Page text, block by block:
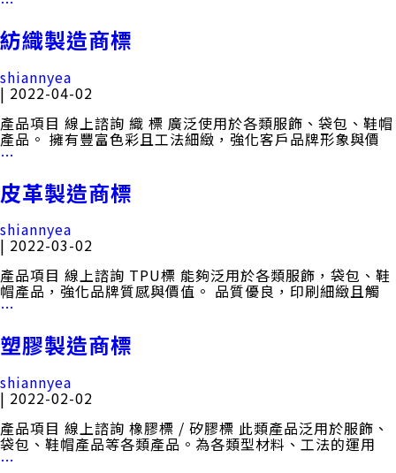
Search
Search Button
聯絡我們
製
造
標
紡織製造商標
shiannyea
| 2022-04-02
產品項目 線上諮詢 織 標 廣泛使用於各類服飾、袋包、鞋帽
產品。 擁有豐富色彩且工法細緻，強化客戶品牌形象與價
…
製
造
標
皮革製造商標
shiannyea
| 2022-03-02
產品項目 線上諮詢 TPU標 能夠泛用於各類服飾，袋包、鞋
帽產品，強化品牌質感與價值。 品質優良，印刷細緻且觸
…
製
造
標
塑膠製造商標
shiannyea
| 2022-02-02
產品項目 線上諮詢 橡膠標 / 矽膠標 此類產品泛用於服飾、
袋包、鞋帽產品等各類產品。為各類型材料、工法的運用
…